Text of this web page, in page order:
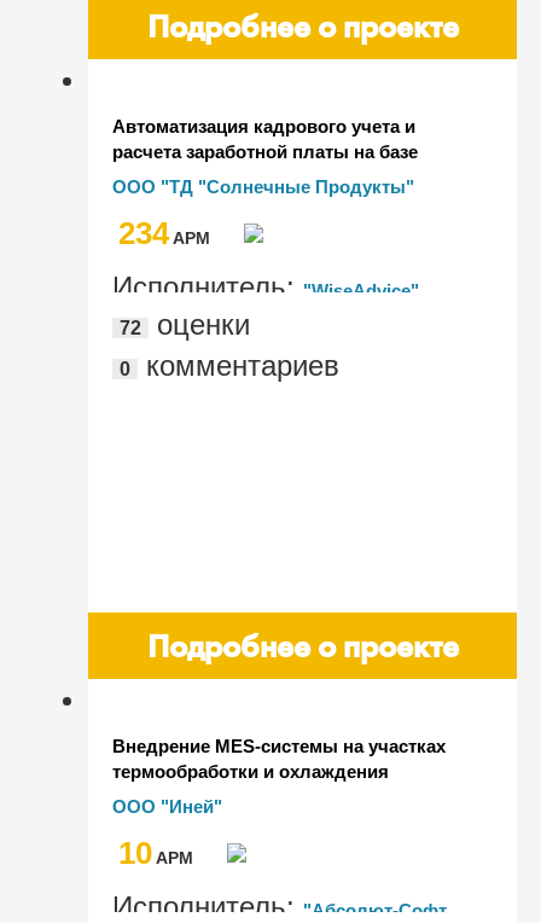
Подробнее о проекте
Автоматизация кадрового учета и
расчета заработной платы на базе
"1С:Зарплата и управление персоналом
8" КОРП в Холдинге "Солнечные
Продукты"
ООО "ТД "Солнечные Продукты"
234AРМ
Исполнитель: "WiseAdvice"
72
оценки
0 комментариев
Подробнее о проекте
Внедрение MES-системы на участках
термообработки и охлаждения
продукции с применением технологии
и влажности
ООО "Иней"
10AРМ
Исполнитель: "Абсолют-Софт